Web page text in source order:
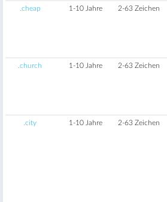
.cheap 1-10 Jahre 2-63 Zeichen
.church 1-10 Jahre 2-63 Zeichen
.city 1-10 Jahre 2-63 Zeichen